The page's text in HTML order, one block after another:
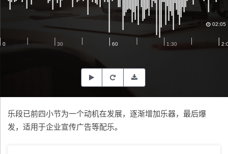
02:05
乐段已前四小节为一个动机在发展，逐渐增加乐器，最后爆
发，适用于企业宣传广告等配乐。